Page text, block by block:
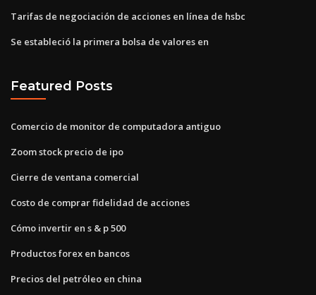
Tarifas de negociación de acciones en línea de hsbc
Se estableció la primera bolsa de valores en
Featured Posts
Comercio de monitor de computadora antiguo
Zoom stock precio de ipo
Cierre de ventana comercial
Costo de comprar fidelidad de acciones
Cómo invertir en s & p 500
Productos forex en bancos
Precios del petróleo en china